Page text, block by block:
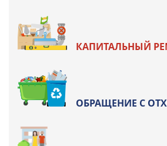
КАПИТАЛЬНЫЙ
ОБРАЩЕНИЕ С